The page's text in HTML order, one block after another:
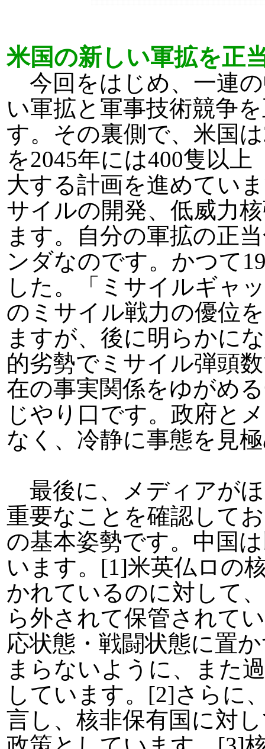
米国の新しい軍拡を正
今回をはじめ、一連
い軍拡と軍事技術競争
す。その裏側で、米国
を2045年には400隻以
大する計画を進めてい
サイルの開発、低威力
ます。自分の軍拡の正
ンダなのです。かつて
した。「ミサイルギャ
のミサイル戦力の優位
ますが、後に明らかに
的劣勢でミサイル弾頭
在の事実関係をゆがめ
じやり口です。政府と
なく、冷静に事態を見
最後に、メディアが
重要なことを確認して
の基本姿勢です。中国
います。[1]米英仏ロの
かれているのに対して
ら外されて保管されて
応状態・戦闘状態に置
まらないように、また
しています。[2]さらに
言し、核非保有国に対